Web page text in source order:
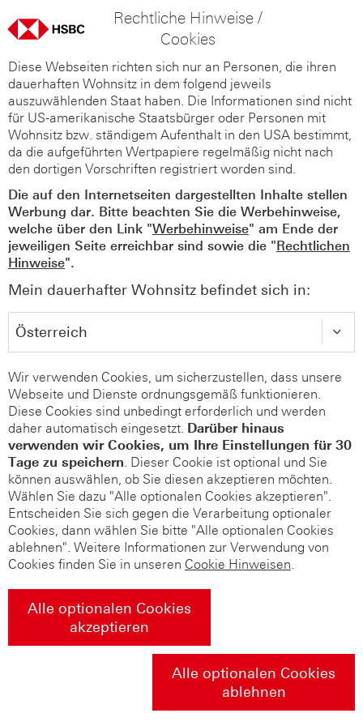
Rechtliche Hinweise /
Cookies
Diese Webseiten richten sich nur an Personen, die ihren
dauerhaften Wohnsitz in dem folgend jeweils
auszuwählenden Staat haben. Die Informationen sind nicht
für US-amerikanische Staatsbürger oder Personen mit
Wohnsitz bzw. ständigem Aufenthalt in den USA bestimmt,
da die aufgeführten Wertpapiere regelmäßig nicht nach
den dortigen Vorschriften registriert worden sind.
Die auf den Internetseiten dargestellten Inhalte stellen
Werbung dar. Bitte beachten Sie die Werbehinweise,
welche über den Link "Werbehinweise" am Ende der
jeweiligen Seite erreichbar sind sowie die "Rechtlichen
Hinweise".
Mein dauerhafter Wohnsitz befindet sich in:
Wir verwenden Cookies, um sicherzustellen, dass unsere
Webseite und Dienste ordnungsgemäß funktionieren.
Diese Cookies sind unbedingt erforderlich und werden
daher automatisch eingesetzt. Darüber hinaus
verwenden wir Cookies, um Ihre Einstellungen für 30
Tage zu speichern. Dieser Cookie ist optional und Sie
können auswählen, ob Sie diesen akzeptieren möchten.
Wählen Sie dazu "Alle optionalen Cookies akzeptieren".
Entscheiden Sie sich gegen die Verarbeitung optionaler
Cookies, dann wählen Sie bitte "Alle optionalen Cookies
ablehnen". Weitere Informationen zur Verwendung von
Cookies finden Sie in unseren Cookie Hinweisen.
Alle optionalen Cookies
akzeptieren
Alle optionalen Cookies
ablehnen